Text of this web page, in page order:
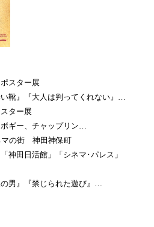
スター展
靴』『大人は判ってくれない』…
ター展
ギー、チャップリン…
の街 神田神保町
神田日活館」「シネマ･パレス」
男』『禁じられた遊び』…